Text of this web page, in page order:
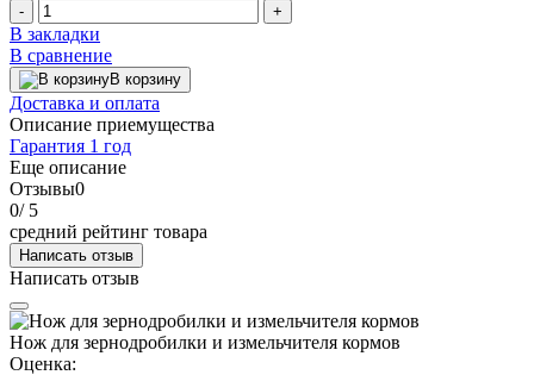
- +
В закладки
В сравнение
В корзину
Доставка и оплата
Описание приемущества
Гарантия 1 год
Еще описание
Отзывы0
0/ 5
средний рейтинг товара
Написать отзыв
Написать отзыв
Нож для зернодробилки и измельчителя кормов
Оценка: